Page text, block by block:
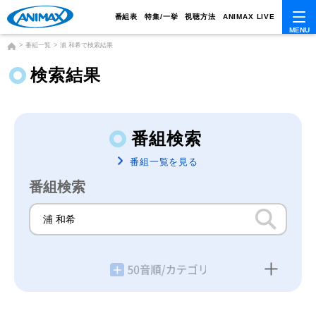
番組表 特集/一挙 視聴方法 ANIMAX LIVE
番組一覧 浦 和希で検索結果
検索結果
番組検索
番組一覧を見る
番組検索